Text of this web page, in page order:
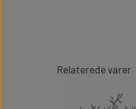
Relaterede varer